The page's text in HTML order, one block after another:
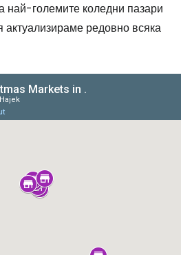
най-големите коледни пазари
редовно всяка